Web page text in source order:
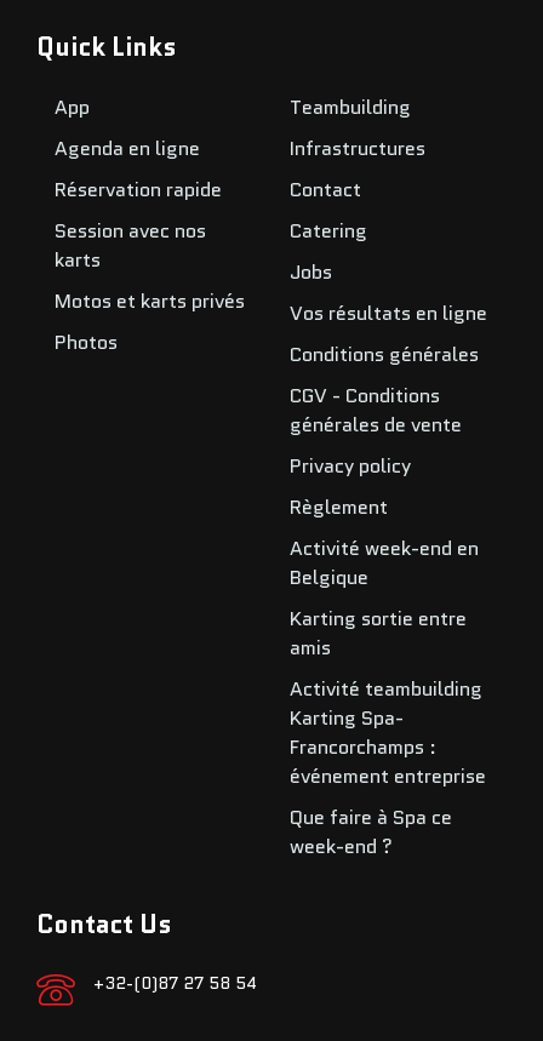
Quick Links
App
Agenda en ligne
Réservation rapide
Session avec nos
karts
Motos et karts privés
Photos
Teambuilding
Infrastructures
Contact
Catering
Jobs
Vos résultats en ligne
Conditions générales
CGV - Conditions
générales de vente
Privacy policy
Règlement
Activité week-end en
Belgique
Karting sortie entre
amis
Activité teambuilding
Karting Spa-
Francorchamps :
événement entreprise
Que faire à Spa ce
week-end ?
Contact Us
+32-(0)87 27 58 54